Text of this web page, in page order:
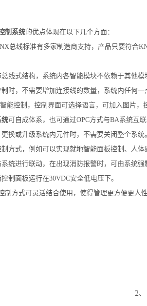
制系统的优点体现在以下几个方面：
总线标准有多家制造商支持，产品只要符合
线式结构，系统内各智能模块不依赖于其他模
时，不需要增加连接线的数量，系统内任何一
能控制，控制界面可选择语言，可加入图片，
统可自成体系，也可通过OPC方式与BA系统互联
换或升级系统内元件时，不需要关闭整个系统
方式，例如可以实现就地智能面板控制、人体
统进行联动，在出现消防报警时，可由系统强
制面板运行在30VDC安全低电压下。
制方式可灵活结合使用，使得管理更方便更
2